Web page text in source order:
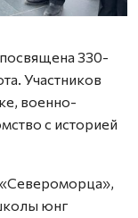
330-
Участников
военно-
с историей
«Североморца»,
юнг